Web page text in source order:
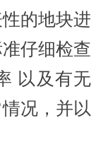
的地块进
仔细检查
以及有无
况，并以